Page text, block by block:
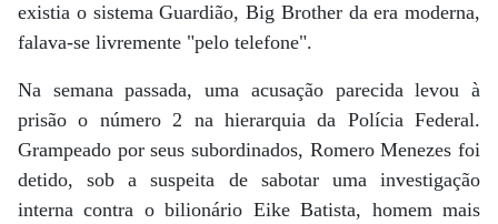
existia o sistema Guardião, Big Brother da era moderna,
falava-se livremente "pelo telefone".
Na semana passada, uma acusação parecida levou à
prisão o número 2 na hierarquia da Polícia Federal.
Grampeado por seus subordinados, Romero Menezes foi
detido, sob a suspeita de sabotar uma investigação
interna contra o bilionário Eike Batista, homem mais